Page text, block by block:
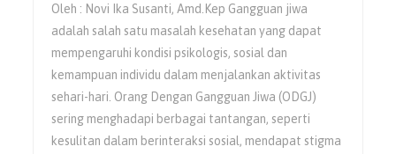
Menumbuhkan
Rasa
Percaya
Diri
Anak
Oleh : Novi Ika Susanti, Amd.Kep Gangguan jiwa
adalah salah satu masalah kesehatan yang dapat
mempengaruhi kondisi psikologis, sosial dan
kemampuan individu dalam menjalankan aktivitas
sehari-hari. Orang Dengan Gangguan Jiwa (ODGJ)
sering menghadapi berbagai tantangan, seperti
kesulitan dalam berinteraksi sosial, mendapat stigma